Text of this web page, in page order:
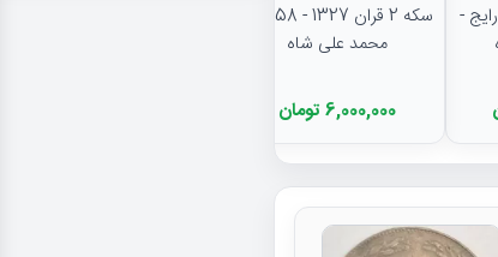
سکه 2000 دینار 1304 رایج -
محمد علی شاه
6,000,000 تومان